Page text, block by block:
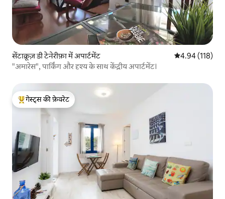
सेंटाक्रूज़ डी टेनेरीफ़ा में अपार्टमेंट औसत रेटिंग 5 में से
4.94 (118)
"अमारेस", पार्किंग और दृश्य के साथ केंद्रीय अपार्टमेंट।
गेस्ट्स का टॉप फ़ेवरेट
गेस्ट्स की फ़ेवरेट